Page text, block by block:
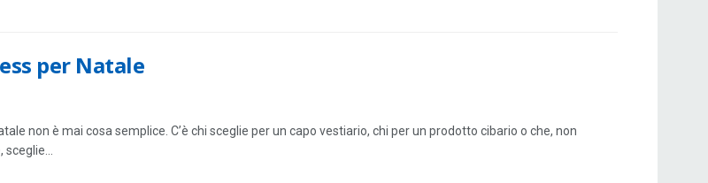
per Natale
non è mai cosa semplice. C’è chi sceglie per un capo vestiario, chi per un prodotto cibario o che, non